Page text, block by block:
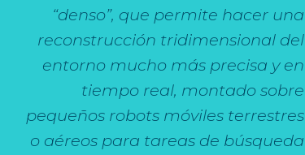
“denso”, que permite hacer una
reconstrucción tridimensional del
entorno mucho más precisa y en
tiempo real, montado sobre
pequeños robots móviles terrestres
o aéreos para tareas de búsqueda